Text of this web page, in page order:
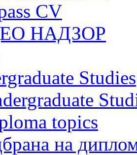
CV
НАДЗОР
Studies
topics
на